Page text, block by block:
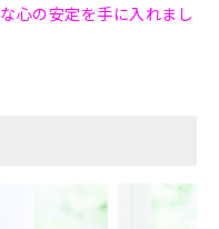
心の安定を手に入れまし